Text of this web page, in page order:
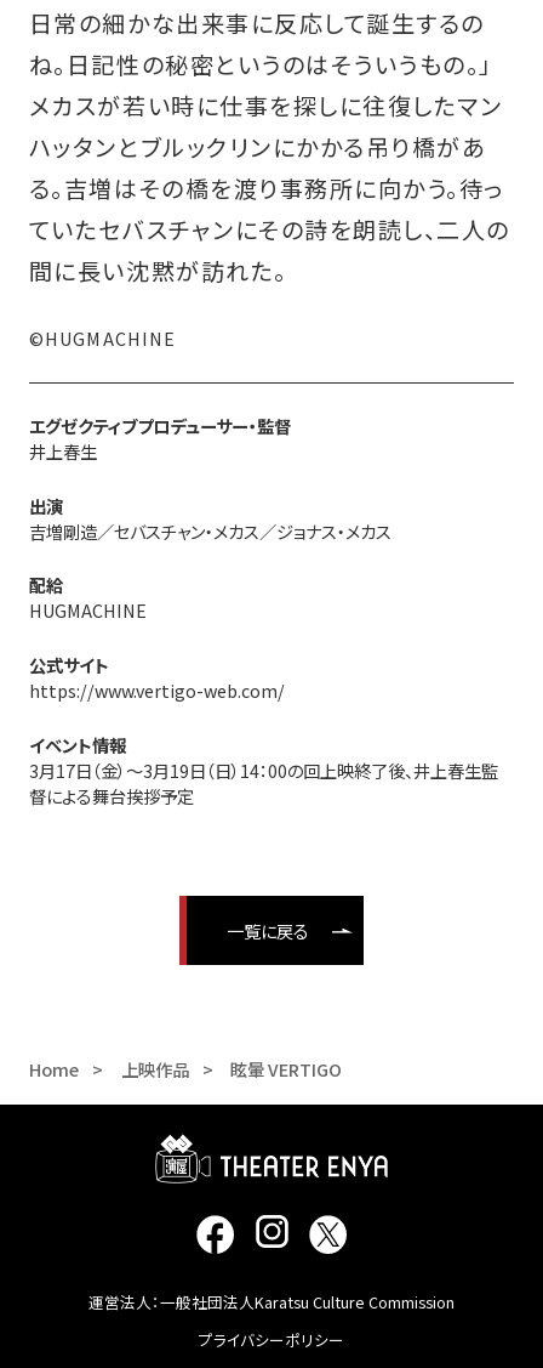
日常の細かな出来事に反応して誕生するの
ね。日記性の秘密というのはそういうもの。」
メカスが若い時に仕事を探しに往復したマン
ハッタンとブルックリンにかかる吊り橋があ
る。吉増はその橋を渡り事務所に向かう。待っ
ていたセバスチャンにその詩を朗読し、二人の
間に長い沈黙が訪れた。
©HUGMACHINE
エグゼクティブプロデューサー・監督
井上春生
出演
吉増剛造／セバスチャン・メカス／ジョナス・メカス
配給
HUGMACHINE
公式サイト
https://www.vertigo-web.com/
イベント情報
3月17日（金）～3月19日（日）14：00の回上映終了後、井上春生監
督による舞台挨拶予定
一覧に戻る
Home 上映作品 眩暈 VERTIGO
運営法人：一般社団法人Karatsu Culture Commission
プライバシーポリシー